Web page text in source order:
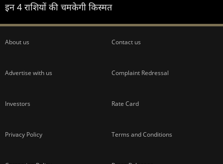
इन 4 राशियों की चमकेगी किस्मत
About us Contact us
Advertise with us Complaint Redressal
Investors Rate Card
Privacy Policy Terms and Conditions